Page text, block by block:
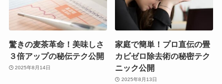
驚きの麦茶革命！美味しさ
３倍アップの秘伝テク公開
2025年8月14日
家庭で簡単！プロ直伝の畳
カビゼロ除去術の秘密テク
ニック公開
2025年8月13日